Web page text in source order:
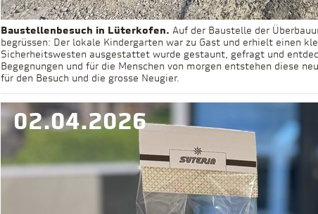
Baustellenbesuch in Lüterkofen. Auf der Baustelle der
begrüssen: Der lokale Kindergarten war zu Gast und erhielt einen
Sicherheitswesten ausgestattet wurde gestaunt, gefragt und
Begegnungen und für die Menschen von morgen entstehen diese
für den Besuch und die grosse Neugier.
02.04.2026
02.04.2026